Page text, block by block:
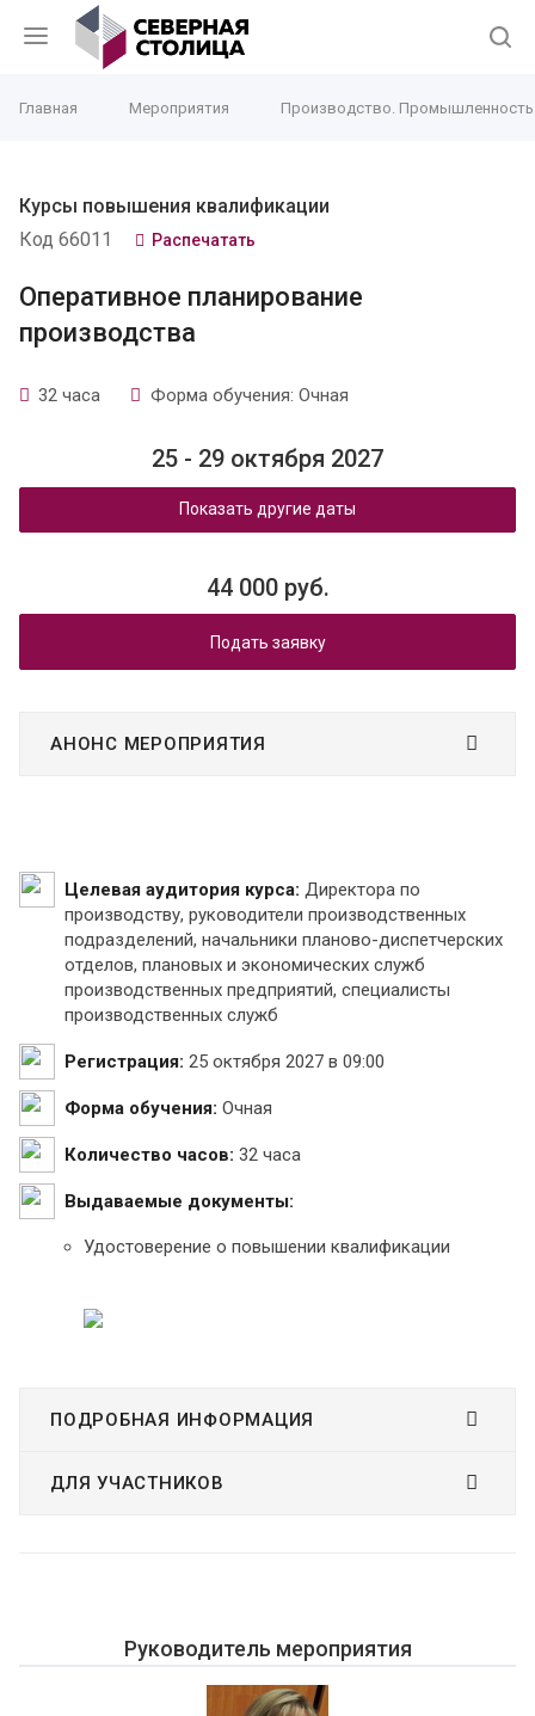
Главная Мероприятия Производство.
Курсы повышения квалификации
Код 66011
Распечатать
Оперативное планирование
производства
32 часа Форма обучения: Очная
25 - 29 октября 2027
Показать другие даты
44 000 руб.
Подать заявку
АНОНС МЕРОПРИЯТИЯ
Целевая аудитория курса: Директора по
производству, руководители производственных
подразделений, начальники планово-диспетчерских
отделов, плановых и экономических служб
производственных предприятий, специалисты
производственных служб
Регистрация: 25 октября 2027 в 09:00
Форма обучения: Очная
Количество часов: 32 часа
Выдаваемые документы:
Удостоверение о повышении квалификации
ПОДРОБНАЯ ИНФОРМАЦИЯ
ДЛЯ УЧАСТНИКОВ
Руководитель мероприятия